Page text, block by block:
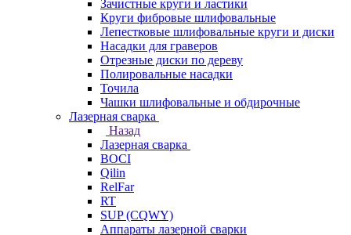
Зачистные круги и ластики
Круги фибровые шлифовальные
Лепестковые шлифовальные круги и диски
Насадки для граверов
Отрезные диски по дереву
Полировальные насадки
Точила
Чашки шлифовальные и обдирочные
Лазерная сварка
Назад
Лазерная сварка
BOCI
Qilin
RelFar
RT
SUP (CQWY)
Аппараты лазерной сварки